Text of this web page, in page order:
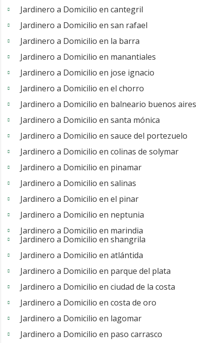
Jardinero a Domicilio en cantegril
Jardinero a Domicilio en san rafael
Jardinero a Domicilio en la barra
Jardinero a Domicilio en manantiales
Jardinero a Domicilio en jose ignacio
Jardinero a Domicilio en el chorro
Jardinero a Domicilio en balneario buenos aires
Jardinero a Domicilio en santa mónica
Jardinero a Domicilio en sauce del portezuelo
Jardinero a Domicilio en colinas de solymar
Jardinero a Domicilio en pinamar
Jardinero a Domicilio en salinas
Jardinero a Domicilio en el pinar
Jardinero a Domicilio en neptunia
Jardinero a Domicilio en marindia
Jardinero a Domicilio en shangrila
Jardinero a Domicilio en atlántida
Jardinero a Domicilio en parque del plata
Jardinero a Domicilio en ciudad de la costa
Jardinero a Domicilio en costa de oro
Jardinero a Domicilio en lagomar
Jardinero a Domicilio en paso carrasco